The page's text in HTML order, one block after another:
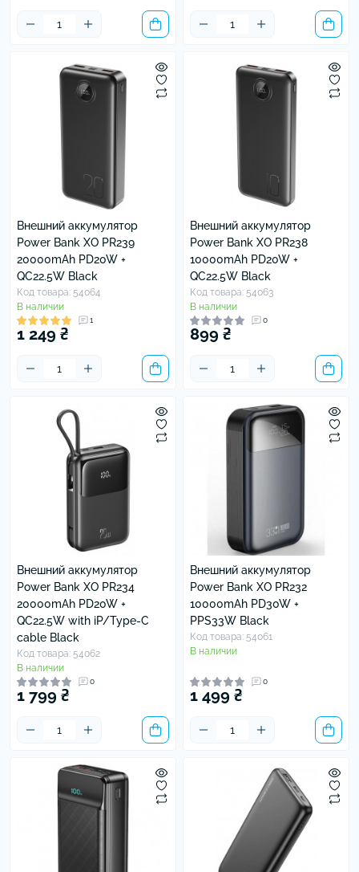
Внешний аккумулятор
Power Bank XO PR239
20000mAh PD20W +
QC22.5W Black
Код товара: 54064
В наличии
1
1 249 ₴
Внешний аккумулятор
Power Bank XO PR238
10000mAh PD20W +
QC22.5W Black
Код товара: 54063
В наличии
0
899 ₴
Внешний аккумулятор
Power Bank XO PR234
20000mAh PD20W +
QC22.5W with iP/Type-C
cable Black
Код товара: 54062
В наличии
0
1 799 ₴
Внешний аккумулятор
Power Bank XO PR232
10000mAh PD30W +
PPS33W Black
Код товара: 54061
В наличии
0
1 499 ₴